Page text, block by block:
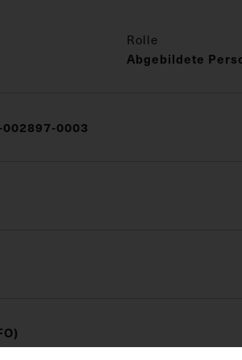
Rolle
Abgebildete
002897-0003